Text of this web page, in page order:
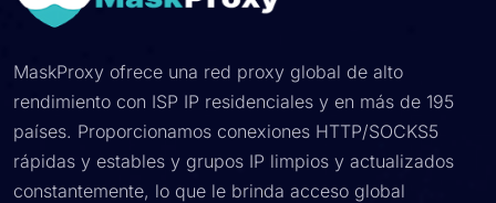
MaskProxy ofrece una red proxy global de alto
rendimiento con ISP IP residenciales y en más de 195
países. Proporcionamos conexiones HTTP/SOCKS5
rápidas y estables y grupos IP limpios y actualizados
constantemente, lo que le brinda acceso global